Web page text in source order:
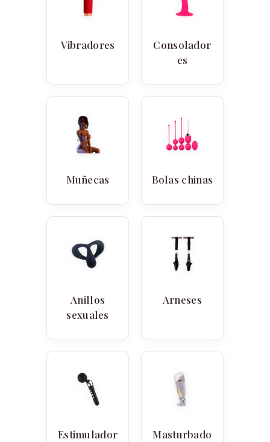
Vibradores
Consolador
es
Muñecas Bolas chinas
Anillos
sexuales
Arneses
Estimulador
Masturbado